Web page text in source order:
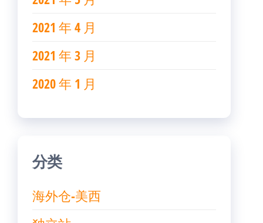
2021 年 4 月
2021 年 3 月
2020 年 1 月
分类
海外仓-美西